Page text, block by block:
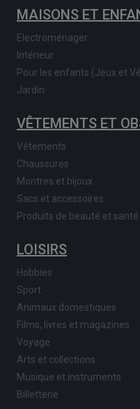
MAISONS ET
Electroménager
Intérieur
Pour les enfants (Jeux et
Jardin
VÊTEMENTS ET
Vêtements
Chaussures
Montres et bijoux
Sacs et accessoires
Produits de beauté et santé
LOISIRS
Hobbies
Sport
Animaux domestiques
Films, livres et magazines
Voyage
Arts et collections
Musique et instruments
Billetterie